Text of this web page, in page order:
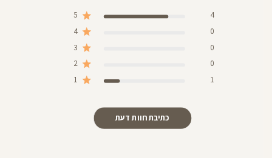
5
4
4
0
3
0
2 0
1 1
כתיבת חוות דעת